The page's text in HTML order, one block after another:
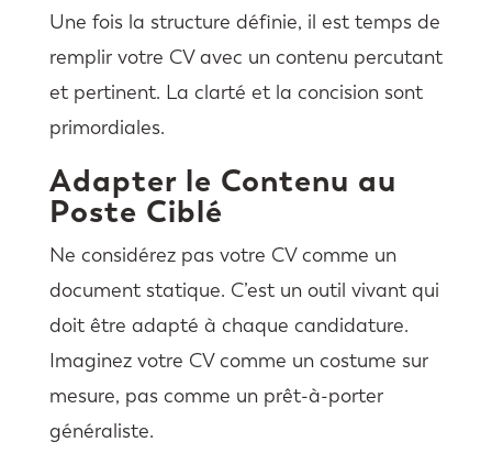
Une fois la structure définie, il est temps de
remplir votre CV avec un contenu percutant
et pertinent. La clarté et la concision sont
primordiales.
Adapter le Contenu au
Poste Ciblé
Ne considérez pas votre CV comme un
document statique. C’est un outil vivant qui
doit être adapté à chaque candidature.
Imaginez votre CV comme un costume sur
mesure, pas comme un prêt-à-porter
généraliste.